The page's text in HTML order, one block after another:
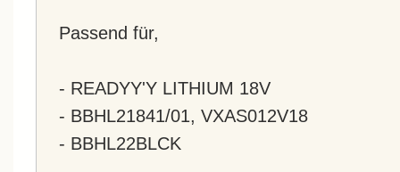
Passend für,
- READYY'Y LITHIUM 18V
- BBHL21841/01, VXAS012V18
- BBHL22BLCK